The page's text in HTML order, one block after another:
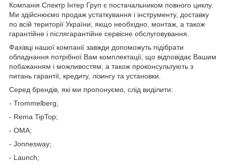
Компанія Спектр Інтер Груп є постачальником повного циклу.
Ми здійснюємо продаж устаткування і інструменту, доставку
по всій території України, якщо необхідно, монтаж, а також
гарантійне і післягарантійне сервісне обслуговування.
Фахівці нашої компанії завжди допоможуть підібрати
обладнання потрібної Вам комплектації, що відповідає Вашим
побажанням і можливостям, а також проконсультують з
питань гарантії, кредиту, лізингу та установки.
Серед брендів, які ми пропонуємо, слід виділити:
- Trommelberg;
- Rema TipTop;
- OMA;
- Jonnesway;
- Launch;